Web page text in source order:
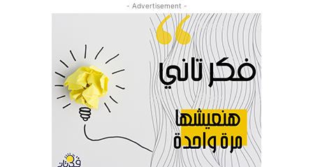
- Advertisement -